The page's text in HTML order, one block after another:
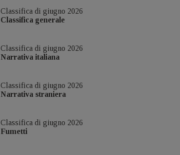
Classifica di giugno 2026
Classifica generale
Classifica di giugno 2026
Narrativa italiana
Classifica di giugno 2026
Narrativa straniera
Classifica di giugno 2026
Fumetti